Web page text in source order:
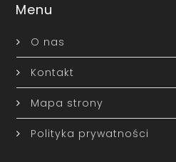
Menu
O nas
Kontakt
Mapa strony
Polityka prywatności